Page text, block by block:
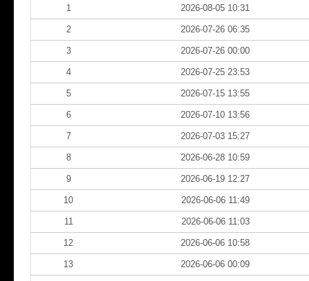
1 2026-08-05 10:31
2 2026-07-26 06:35
3 2026-07-26 00:00
4 2026-07-25 23:53
5 2026-07-15 13:55
6 2026-07-10 13:56
7 2026-07-03 15:27
8 2026-06-28 10:59
9 2026-06-19 12:27
10 2026-06-06 11:49
11 2026-06-06 11:03
12 2026-06-06 10:58
13 2026-06-06 00:09